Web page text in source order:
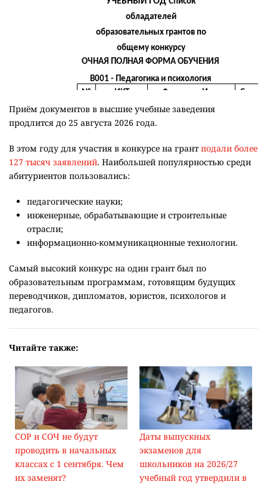
Приём документов в высшие учебные заведения
продлится до 25 августа 2026 года.
В этом году для участия в конкурсе на грант подали более
127 тысяч заявлений. Наибольшей популярностью среди
абитуриентов пользовались:
педагогические науки;
инженерные, обрабатывающие и строительные
отрасли;
информационно-коммуникационные технологии.
Самый высокий конкурс на один грант был по
образовательным программам, готовящим будущих
переводчиков, дипломатов, юристов, психологов и
педагогов.
Читайте также:
СОР и СОЧ не будут
проводить в начальных
классах с 1 сентября. Чем
их заменят?
Даты выпускных
экзаменов для
школьников на 2026/27
учебный год утвердили в